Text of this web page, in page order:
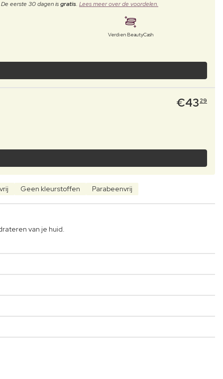
De eerste 30 dagen isgratis. Lees meer over de voordelen.
Verdien BeautyCash
€43 29
Geen kleurstoffen Parabeenvrij
van je huid.